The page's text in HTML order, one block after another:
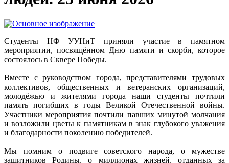
Студенты НФ УУНиТ приняли участие в памятном
мероприятии, посвящённом Дню памяти и скорби, которое
состоялось в Сквере Победы.
Вместе с руководством города, представителями трудовых
коллективов, общественных и ветеранских организаций,
молодёжью и жителями города наши студенты почтили
память погибших в годы Великой Отечественной войны.
Участники мероприятия почтили павших минутой молчания
и возложили цветы к памятникам в знак глубокого уважения
и благодарности поколению победителей.
Мы помним о подвиге советского народа, о мужестве
защитников Родины, о миллионах жизней, отданных за